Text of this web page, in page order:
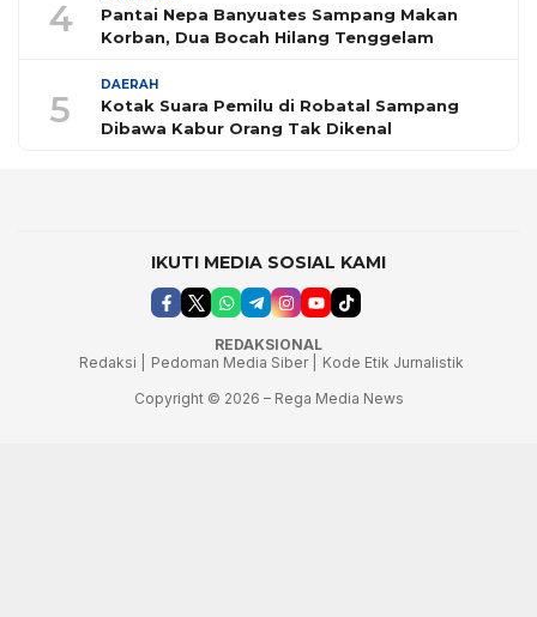
4
Pantai Nepa Banyuates Sampang Makan
Korban, Dua Bocah Hilang Tenggelam
5
DAERAH
Kotak Suara Pemilu di Robatal Sampang
Dibawa Kabur Orang Tak Dikenal
IKUTI MEDIA SOSIAL KAMI
REDAKSIONAL
Redaksi |
Pedoman Media Siber |
Kode Etik Jurnalistik
Copyright © 2026 – Rega Media News